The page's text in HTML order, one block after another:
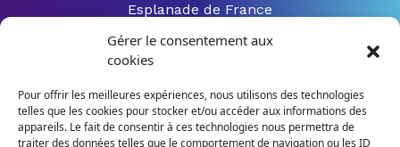
Gérer le consentement aux
cookies
Pour offrir les meilleures expériences, nous utilisons des technologies
telles que les cookies pour stocker et/ou accéder aux informations des
appareils. Le fait de consentir à ces technologies nous permettra de
traiter des données telles que le comportement de navigation ou les ID
Esplanade de France
3 rue Jacques Constant Milleret
42000 Saint Etienne
04 28 04 07 54